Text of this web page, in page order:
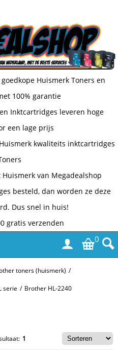
Huismerk Toners en
100% garantie
Inktcartridges leveren hoge
een lage prijs
kwaliteits inktcartridges
van Megadealshop
besteld, dan worden ze deze
Dus snel in huis!
gratis verzenden
0
toners (huismerk) /
serie / Brother HL-2240
1